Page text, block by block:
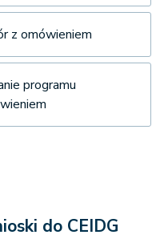
z omówieniem
programu
do CEIDG